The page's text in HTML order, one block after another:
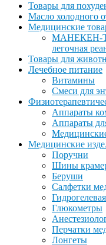
Товары для
Масло холодного
Медицинские
МАНЕКЕН-
легочная
Товары для
Лечебное питание
Витамины
Смеси для
Аппараты
Аппараты
Медицинские
Поручни
Шины
Беруши
Салфетки
Глюкометры
Перчатки
Лонгеты